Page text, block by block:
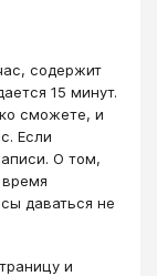
содержит
15 минут.
сможете, и
Если
О том,
даваться не
и